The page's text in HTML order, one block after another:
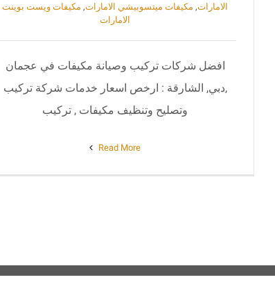
الامارات, مكيفات ميتسوبيشي الامارات, مكيفات ويست بوينت
الامارات
افضل شركات تركيب وصيانة مكيفات في عجمان
,دبي, الشارقة : ارخص اسعار خدمات شركة تركيب
وتصليح وتنظيف مكيفات , تركيب
Read More